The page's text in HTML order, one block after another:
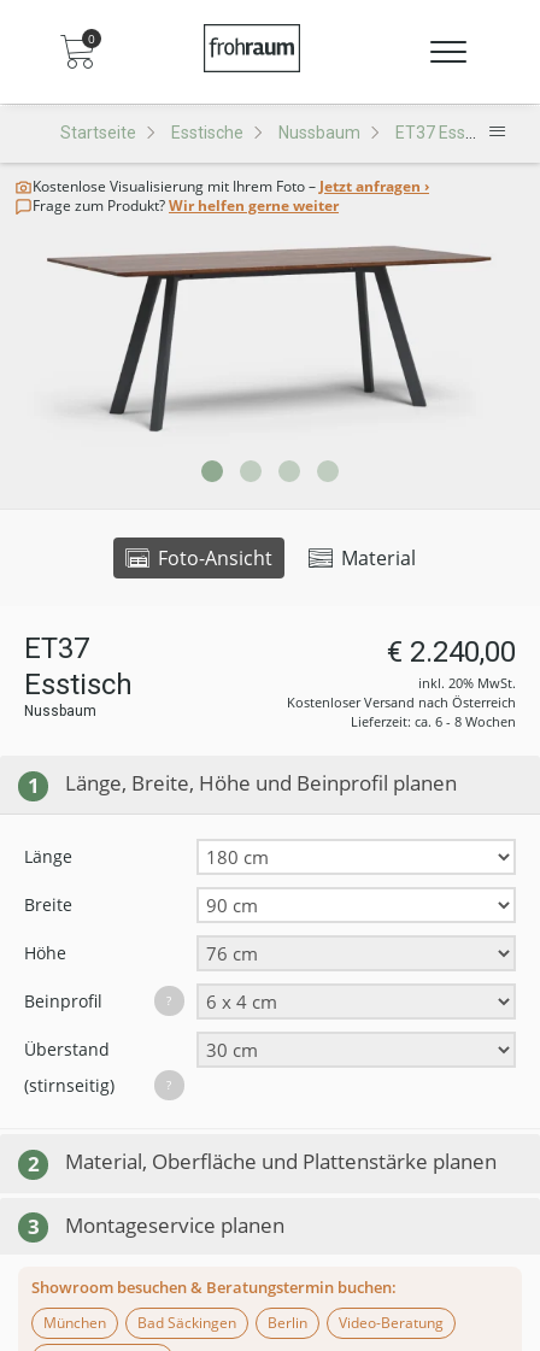
0
Startseite Esstische Nussbaum ET37 Esstisch
Foto-Ansicht Material
Kostenlose Visualisierung mit Ihrem Foto – Jetzt anfragen ›
Frage zum Produkt?Wir helfen gerne weiter
ET37
Esstisch
Nussbaum
€ 2.240,00
inkl. 20% MwSt.
Kostenloser Versand nach Österreich
Lieferzeit: ca. 6 - 8 Wochen
1 Länge, Breite, Höhe und Beinprofil planen
Länge
Breite
Höhe
Beinprofil ?
Überstand
(stirnseitig)
?
2 Material, Oberfläche und Plattenstärke planen
3 Montageservice planen
Showroom besuchen & Beratungstermin buchen:
München
Bad Säckingen Berlin
Video-Beratung